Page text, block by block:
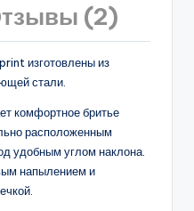
(2)
изготовлены из
стали.
комфортное бритье
расположенным
удобным углом наклона.
напылением и